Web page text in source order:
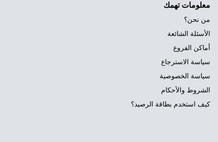
معلومات تهمك
من نحن؟
الأسئلة الشائعة
أماكن الفروع
سياسة الاسترجاع
سياسة الخصوصية
الشروط والأحكام
كيف استخدم بطاقة الرصيد؟